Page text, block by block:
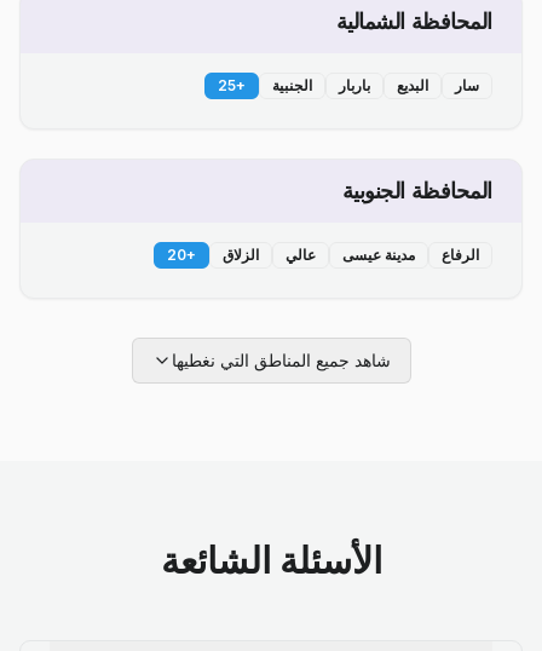
المحافظة الشمالية
سار البديع باربار الجنبية +
25
المحافظة الجنوبية
الرفاع مدينة عيسى عالي الزلاق +
20
شاهد جميع المناطق التي نغطيها
الأسئلة الشائعة